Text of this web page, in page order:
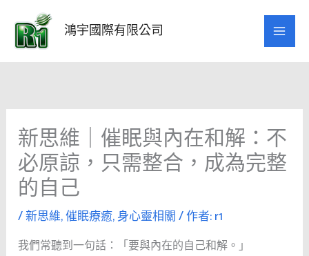
要
鴻宇國際有限公司
新思維｜催眠與內在和解：不
必原諒，只需整合，成為完整
的自己
/新思維,催眠療癒,身心靈相關/ 作者:r1
我們常聽到一句話：「要與內在的自己和解。」